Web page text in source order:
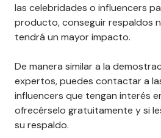
las celebridades o influencers
producto, conseguir respaldos
tendrá un mayor impacto.
De manera similar a la
expertos, puedes contactar a
influencers que tengan interés
ofrecérselo gratuitamente y si
su respaldo.